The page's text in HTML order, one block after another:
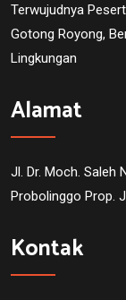
Terwujudnya
Gotong Royong,
Lingkungan
Alamat
Jl. Dr. Moch. Saleh
Probolinggo Prop.
Kontak